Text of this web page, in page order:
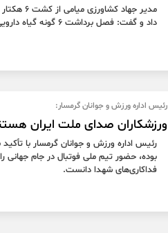
مدیر
داد و گفت: فصل برداشت 6 گونه گیاه دارویی هم اکنون آغاز شده است.
رئیس اداره ورزش و جوانان گرمسار:
ورزشکاران صدای ملت ایران
رئیس اداره ورزش و جوانان گرمسار با
بوده، حضور تیم ملی فوتبال در جام جهانی
فداکاری‌های شهدا دانست.